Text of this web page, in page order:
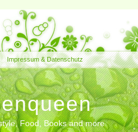
Impressum & Datenschutz
Food, Books and more